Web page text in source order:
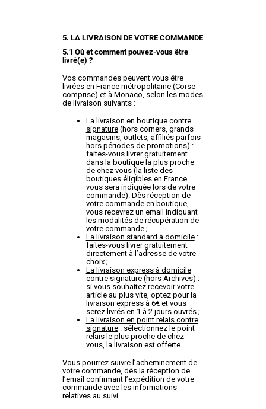
5. LA LIVRAISON DE VOTRE COMMANDE
5.1 Où et comment pouvez-vous être
livré(e) ?
Vos commandes peuvent vous être
livrées en France métropolitaine (Corse
comprise) et à Monaco, selon les modes
de livraison suivants :
La livraison en boutique contre
signature(hors corners, grands
magasins, outlets, affiliés parfois
hors périodes de promotions) :
faites-vous livrer gratuitement
dans la boutique la plus proche
de chez vous (la liste des
boutiques éligibles en France
vous sera indiquée lors de votre
commande). Dès réception de
votre commande en boutique,
vous recevrez un email indiquant
les modalités de récupération de
votre commande ;
La livraison standard à domicile:
faites-vous livrer gratuitement
directement à l’adresse de votre
choix ;
La livraison express à domicile
contre signature (hors Archives) :
si vous souhaitez recevoir votre
article au plus vite, optez pour la
livraison express à 6€ et vous
serez livrés en 1 à 2 jours ouvrés ;
La livraison en point relais contre
signature: sélectionnez le point
relais le plus proche de chez
vous, la livraison est offerte.
Vous pourrez suivre l’acheminement de
votre commande, dès la réception de
l’email confirmant l’expédition de votre
commande avec les informations
relatives au suivi.